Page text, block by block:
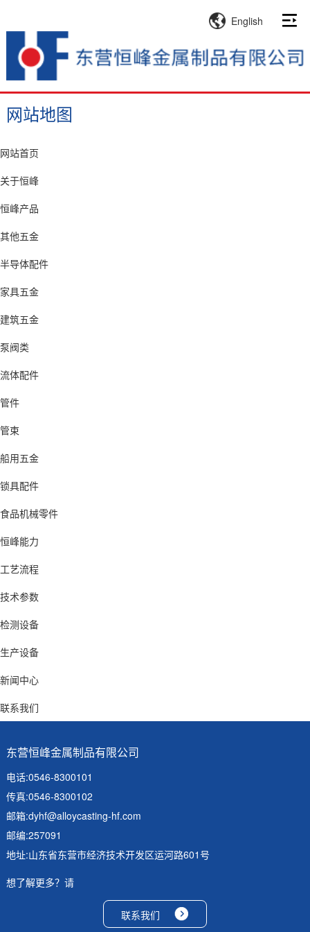
English
网站地图
网站首页
关于恒峰
恒峰产品
其他五金
半导体配件
家具五金
建筑五金
泵阀类
流体配件
管件
管束
船用五金
锁具配件
食品机械零件
恒峰能力
工艺流程
技术参数
检测设备
生产设备
新闻中心
联系我们
东营恒峰金属制品有限公司
电话:0546-8300101
传真:0546-8300102
邮箱:dyhf@alloycasting-hf.com
邮编:257091
地址:山东省东营市经济技术开发区运河路601号
想了解更多？请
联系我们